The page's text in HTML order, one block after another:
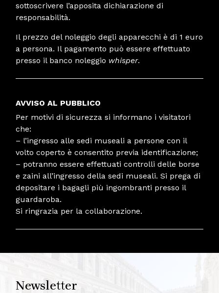
sottoscrivere l’apposita dichiarazione di
responsabilità.
Il prezzo del noleggio degli apparecchi è di 1 euro
a persona. Il pagamento può essere effettuato
presso il banco noleggio whisper.
AVVISO AL PUBBLICO
Per motivi di sicurezza si informano i visitatori
che:
– l’ingresso alle sedi museali a persone con il
volto coperto è consentito previa identificazione;
– potranno essere effettuati controlli delle borse
e zaini all’ingresso della sedi museali. Si prega di
depositare i bagagli più ingombranti presso il
guardaroba.
Si ringrazia per la collaborazione.
Newsletter